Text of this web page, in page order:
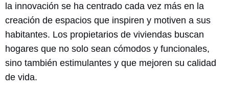
la innovación se ha centrado cada vez más en la
creación de espacios que inspiren y motiven a sus
habitantes. Los propietarios de viviendas buscan
hogares que no solo sean cómodos y funcionales,
sino también estimulantes y que mejoren su calidad
de vida.